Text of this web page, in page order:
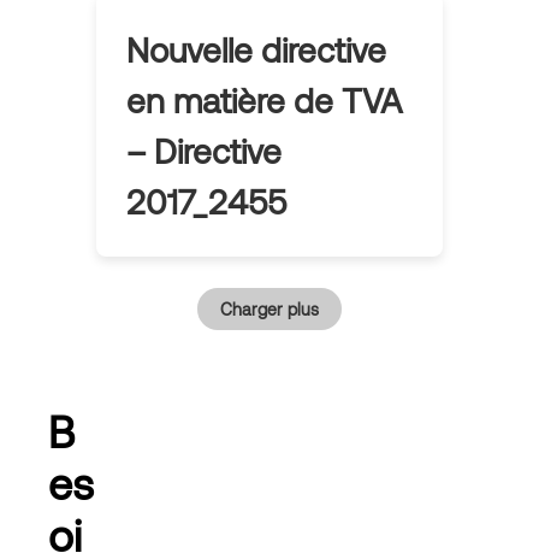
Nouvelle directive
en matière de TVA
– Directive
2017_2455
Charger plus
B
es
oi